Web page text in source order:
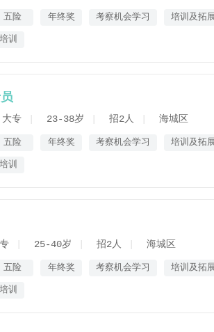
五险 年终奖 考察机会学习 培训及拓
训
大专 23-38岁 招2人 海城区
五险 年终奖 考察机会学习 培训及拓
训
25-40岁 招2人 海城区
五险 年终奖 考察机会学习 培训及拓
训